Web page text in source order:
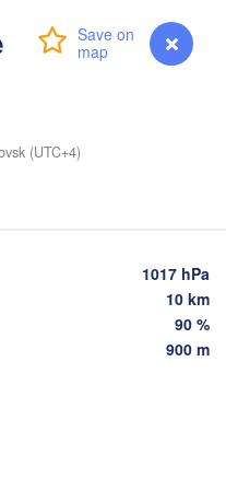
myVentusky Forecast
(UTC+4)
1017 hPa
10 km
90 %
900 m